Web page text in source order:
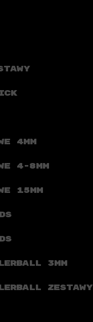
4MM
4-8MM
15MM
3MM
ZESTAWY